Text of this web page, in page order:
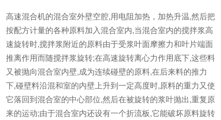
高速混合机的混合室外壁空腔,用电阻加热，加热升温,然后把
按配方计量的各种原料加入混合室内,当混合室内的搅拌浆高
速旋转时,搅拌浆附近的原料由于受浆叶面摩擦力和叶片端面
推离作用而随搅拌浆旋转;在高速旋转离心力作用底下,这些料
又被抛向混合室内壁,成为连续碰壁的原料,在后来料的推力
下,碰壁料沿混和室的内壁上升到一定高度时,原料的重力又使
它落回到混合室的中心部位,然后在被旋转的浆叶抛出,重复原
来的运动;由于混合室内还设有一个折流板,它能破坏原料旋转